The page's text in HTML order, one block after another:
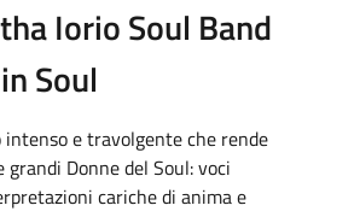
Iorio Soul Band
Soul
intenso e travolgente che rende
grandi Donne del Soul: voci
cariche di anima e